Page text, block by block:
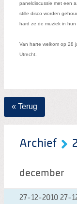
paneldiscussie met een
stille disco worden
hard ze de muziek in hun
Van harte welkom op 28
Utrecht.
« Terug
Archief
december
27-12-2010 27-